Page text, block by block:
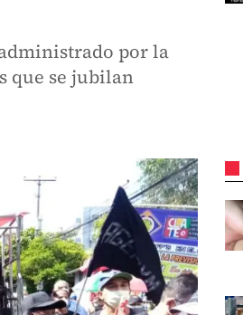
por la
que se jubilan